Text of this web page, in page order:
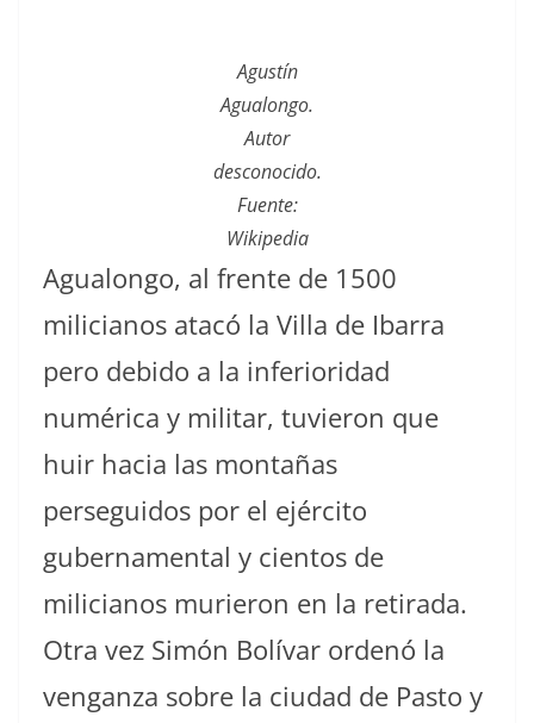
Agustín
Agualongo.
Autor
desconocido.
Fuente:
Wikipedia
Agualongo, al frente de 1500
milicianos atacó la Villa de Ibarra
pero debido a la inferioridad
numérica y militar, tuvieron que
huir hacia las montañas
perseguidos por el ejército
gubernamental y cientos de
milicianos murieron en la retirada.
Otra vez Simón Bolívar ordenó la
venganza sobre la ciudad de Pasto y